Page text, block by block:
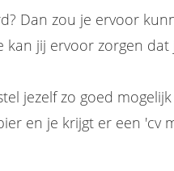
Dan zou je ervoor
kan jij ervoor zorgen
jezelf zo goed
en je krijgt er een 'cv